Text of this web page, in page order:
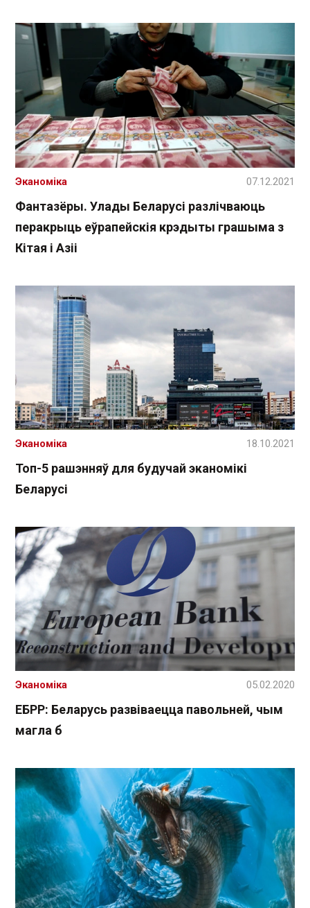
Фантазёры. Улады Беларусі разлічваюць
перакрыць еўрапейскія крэдыты грашыма з
Кітая і Азіі
Эканоміка 07.12.2021
Топ-5 рашэнняў для будучай эканомікі
Беларусі
Эканоміка 18.10.2021
ЕБРР: Беларусь развіваецца павольней, чым
магла б
Эканоміка 05.02.2020